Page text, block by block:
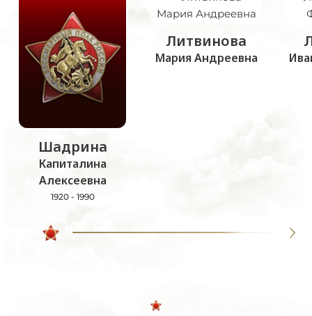
Шадрина
Капиталина
Алексеевна
1920 - 1990
Литвинова
Мария Андреевна